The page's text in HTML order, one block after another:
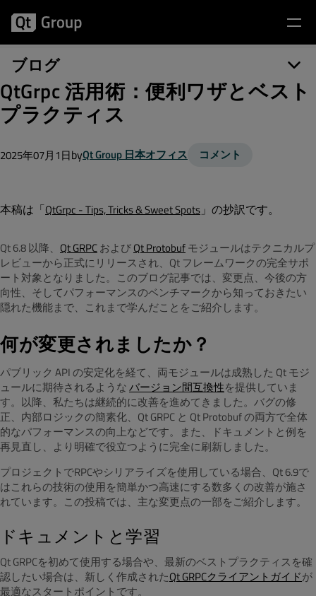
ブログ
QtGrpc 活用術：便利ワザとベスト
プラクティス
2025年07月1日byQt Group 日本オフィス コメント
本稿は「QtGrpc - Tips, Tricks & Sweet Spots 」の抄訳です。
Qt 6.8 以降、 Qt GRPCおよびQt Protobufモジュールはテクニカルプ
レビューから正式にリリースされ、Qt フレームワークの完全サポ
ート対象となりました。このブログ記事では、変更点、今後の方
向性、そしてパフォーマンスのベンチマークから知っておきたい
隠れた機能まで、これまで学んだことをご紹介します。
何が変更されましたか？
パブリック API の安定化を経て、両モジュールは成熟した Qt モジ
ュールに期待されるようなバージョン間互換性を提供していま
す。以降、私たちは継続的に改善を進めてきました。バグの修
正、内部ロジックの簡素化、Qt GRPC と Qt Protobuf の両方で全体
的なパフォーマンスの向上などです。また、ドキュメントと例を
再見直し、より明確で役立つように完全に刷新しました。
プロジェクトでRPCやシリアライズを使用している場合、Qt 6.9で
はこれらの技術の使用を簡単かつ高速にする数多くの改善が施さ
れています。この投稿では、主な変更点の一部をご紹介します。
ドキュメントと学習
Qt GRPCを初めて使用する場合や、最新のベストプラクティスを確
認したい場合は、新しく作成されたQt GRPCクライアントガイドが
最適なスタートポイントです。